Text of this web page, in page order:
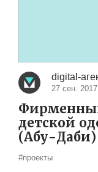
digital-
27 сен. 2017
детской
(Абу-Даби)
#проекты